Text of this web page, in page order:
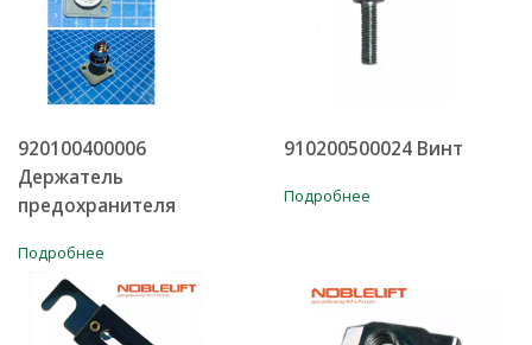
920100400006
Держатель
предохранителя
Подробнее
910200500024 Винт
Подробнее